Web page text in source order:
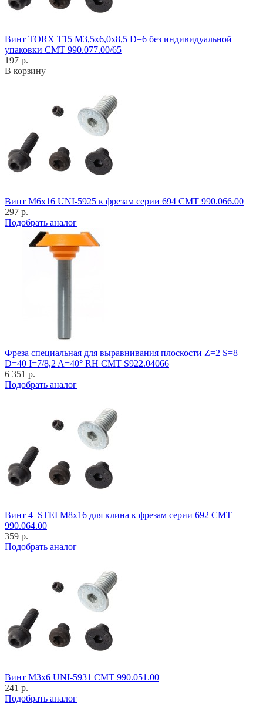
Винт TORX T15 M3,5x6,0x8,5 D=6 без индивидуальной
упаковки CMT 990.077.00/65
197 р.
В корзину
Винт M6x16 UNI-5925 к фрезам серии 694 CMT 990.066.00
297 р.
Подобрать аналог
Фреза специальная для выравнивания плоскости Z=2 S=8
D=40 I=7/8,2 A=40° RH CMT S922.04066
6 351 р.
Подобрать аналог
Винт 4_STEI M8x16 для клина к фрезам серии 692 CMT
990.064.00
359 р.
Подобрать аналог
Винт M3x6 UNI-5931 CMT 990.051.00
241 р.
Подобрать аналог